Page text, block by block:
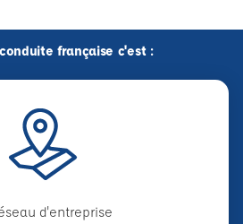
française c'est :
d'entreprise